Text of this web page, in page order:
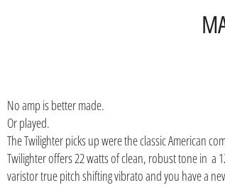
No amp is better made.
Or played.
The Twilighter picks up were the classic American
Twilighter offers 22 watts of clean, robust tone in a
varistor true pitch shifting vibrato and you have a